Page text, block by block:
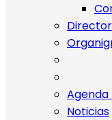
Agenda
Noticias